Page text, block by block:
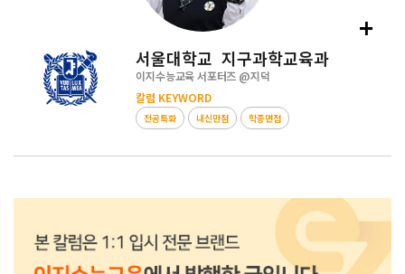
+
서울대학교 지구과학교육과
이지수능교육 서포터즈 @지덕
칼럼 KEYWORD
전공특화 내신만점 학종면접